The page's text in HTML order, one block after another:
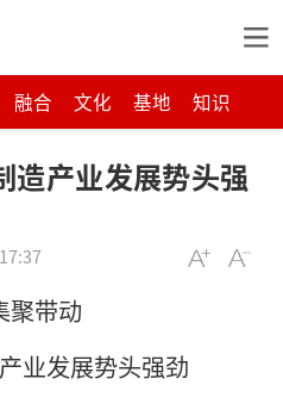
融合 文化 基地 知识
造产业发展势头强
聚带动
业发展势头强劲